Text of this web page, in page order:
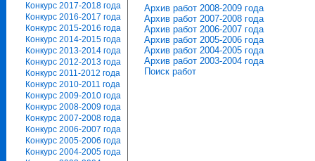
Конкурс 2017-2018 года
Конкурс 2016-2017 года
Конкурс 2015-2016 года
Конкурс 2014-2015 года
Конкурс 2013-2014 года
Конкурс 2012-2013 года
Конкурс 2011-2012 года
Конкурс 2010-2011 года
Конкурс 2009-2010 года
Конкурс 2008-2009 года
Конкурс 2007-2008 года
Конкурс 2006-2007 года
Конкурс 2005-2006 года
Конкурс 2004-2005 года
Архив работ 2008-2009 года
Архив работ 2007-2008 года
Архив работ 2006-2007 года
Архив работ 2005-2006 года
Архив работ 2004-2005 года
Архив работ 2003-2004 года
Поиск работ